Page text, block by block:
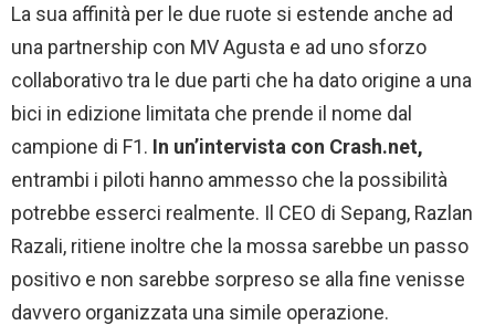
La sua affinità per le due ruote si estende anche ad
una partnership con MV Agusta e ad uno sforzo
collaborativo tra le due parti che ha dato origine a una
bici in edizione limitata che prende il nome dal
campione di F1. In un’intervista con Crash.net,
entrambi i piloti hanno ammesso che la possibilità
potrebbe esserci realmente. Il CEO di Sepang, Razlan
Razali, ritiene inoltre che la mossa sarebbe un passo
positivo e non sarebbe sorpreso se alla fine venisse
davvero organizzata una simile operazione.